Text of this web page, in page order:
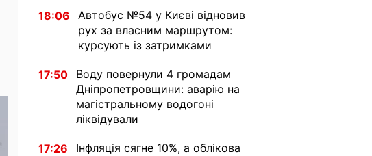
18:06
Автобус №54 у Києві відновив
рух за власним маршрутом:
курсують із затримками
17:50
Воду повернули 4 громадам
Дніпропетровщини: аварію на
магістральному водогоні
ліквідували
17:26
Інфляція сягне 10%, а облікова